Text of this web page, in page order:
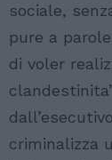
sociale,
pure a
di voler
criminalizza